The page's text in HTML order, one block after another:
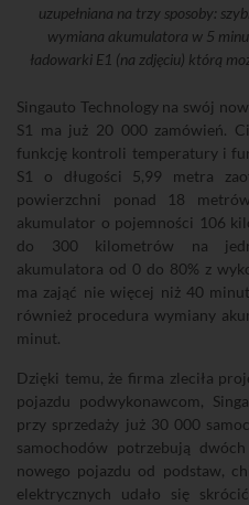
uzupełniana na trzy sposoby:
wymiana akumulatora w 5
ładowarki E1 (na zdjęciu) którą
Singauto Technology na swój
S1 ma już 20 000 zamówień.
funkcję kontroli temperatury i
S1 o długości 5,99 metra
powierzchni ponad 18
akumulator o pojemności 106
do 300 kilometrów na
akumulatora od 0 do 80% z
ma zająć nie więcej niż 40
również procedura wymiany
minut.
Dzięki temu, że firma zleciła
pojazdu podwykonawcom,
przy sprzedaży już 30 000
samochodów potrzebują
nowego pojazdu od podstaw,
elektrycznych udało się